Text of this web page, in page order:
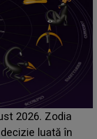
până
din Casa Iubirii